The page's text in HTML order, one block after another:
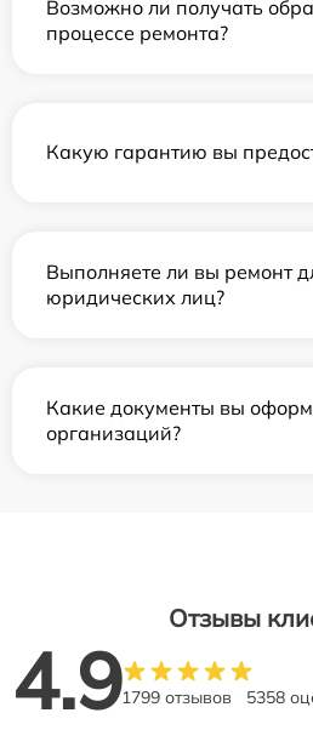
Возможно ли получать
процессе ремонта?
Какую гарантию вы
Выполняете ли вы ремонт
юридических лиц?
Какие документы вы
организаций?
Отзывы
4.91799 отзывов 5358